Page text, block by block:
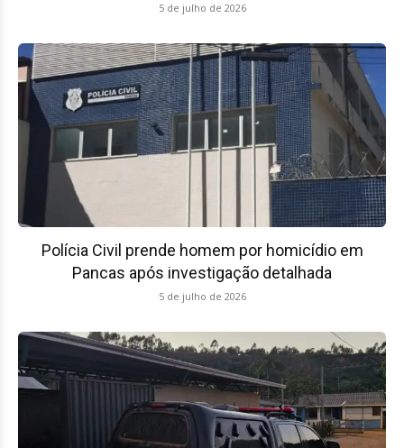
5 de julho de 2026
Polícia Civil prende homem por homicídio em
Pancas após investigação detalhada
5 de julho de 2026